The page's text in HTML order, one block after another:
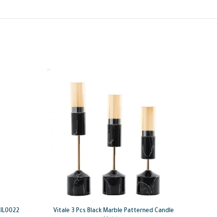
Vitale 3 Pcs Black Marble Patterned Candle